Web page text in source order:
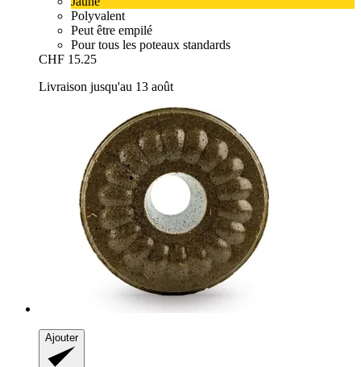
Polyvalent
Peut être empilé
Pour tous les poteaux standards
CHF 15.25
Livraison jusqu'au 13 août
Ajouter